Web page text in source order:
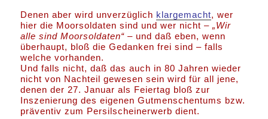
Denen aber wird unverzüglich klargemacht, wer
hier die Moorsoldaten sind und wer nicht –„Wir
alle sind Moorsoldaten“ – und daß eben, wenn
überhaupt, bloß die Gedanken frei sind – falls
welche vorhanden.
Und falls nicht, daß das auch in 80 Jahren wieder
nicht von Nachteil gewesen sein wird für all jene,
denen der 27. Januar als Feiertag bloß zur
Inszenierung des eigenen Gutmenschentums bzw.
präventiv zum Persilscheinerwerb dient.